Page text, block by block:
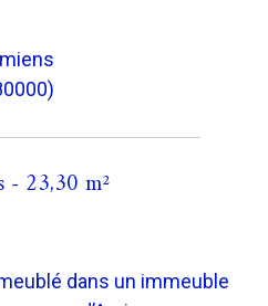
- 23,30 m²
dans un immeuble